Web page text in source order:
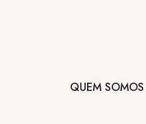
QUEM SOMOS